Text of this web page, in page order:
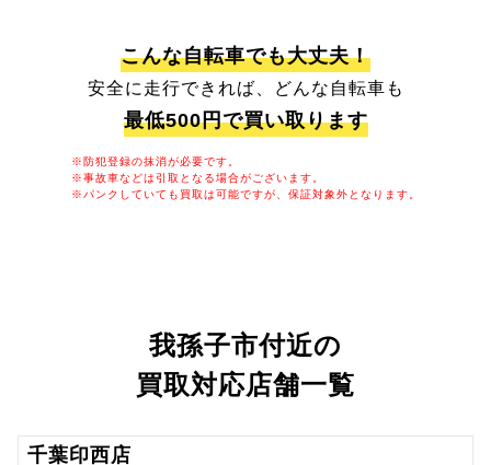
こんな自転車でも大丈夫！
安全に走行できれば、どんな自転車も
最低500円で買い取ります
※防犯登録の抹消が必要です。
※事故車などは引取となる場合がございます。
※パンクしていても買取は可能ですが、保証対象外となります。
我孫子市付近の
買取対応店舗一覧
千葉印西店